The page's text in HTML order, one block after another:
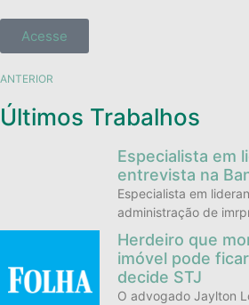
Acesse
ANTERIOR
Últimos Trabalhos
Especialista em
entrevista na
Especialista em
administração de
Herdeiro que
imóvel pode
decide STJ
O advogado Jaylton